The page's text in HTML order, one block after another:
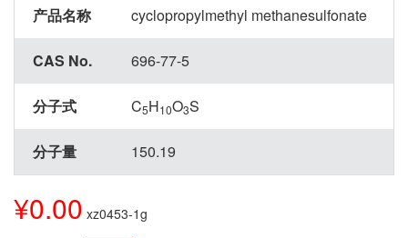
产品名称 cyclopropylmethyl methanesulfonate
CAS No. 696-77-5
分子式 C5H10O3S
分子量 150.19
¥0.00 xz0453-1g